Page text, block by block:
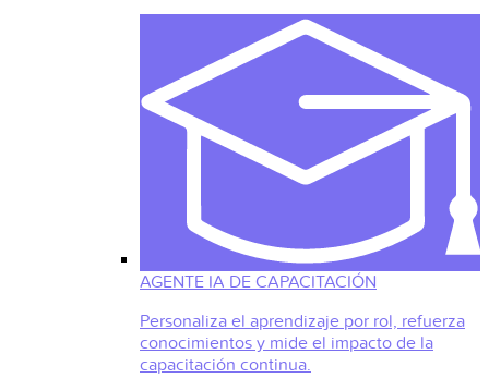
AGENTE IA DE CAPACITACIÓN
Personaliza el aprendizaje por rol, refuerza
conocimientos y mide el impacto de la
capacitación continua.